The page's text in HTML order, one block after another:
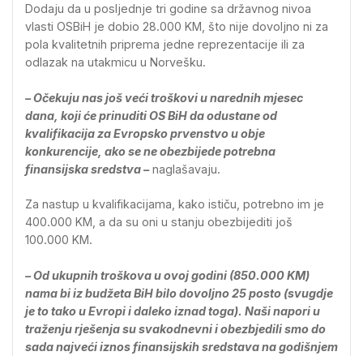
Dodaju da u posljednje tri godine sa državnog nivoa
vlasti OSBiH je dobio 28.000 KM, što nije dovoljno ni za
pola kvalitetnih priprema jedne reprezentacije ili za
odlazak na utakmicu u Norvešku.
– Očekuju nas još veći troškovi u narednih mjesec
dana, koji će prinuditi OS BiH da odustane od
kvalifikacija za Evropsko prvenstvo u obje
konkurencije, ako se ne obezbijede potrebna
finansijska sredstva –naglašavaju.
Za nastup u kvalifikacijama, kako ističu, potrebno im je
400.000 KM, a da su oni u stanju obezbijediti još
100.000 KM.
– Od ukupnih troškova u ovoj godini (850.000 KM)
nama bi iz budžeta BiH bilo dovoljno 25 posto (svugdje
je to tako u Evropi i daleko iznad toga). Naši napori u
traženju rješenja su svakodnevni i obezbjedili smo do
sada najveći iznos finansijskih sredstava na godišnjem